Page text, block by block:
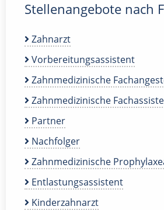
Stellenangebote nach
Zahnarzt
Vorbereitungsassistent
Zahnmedizinische
Zahnmedizinische
Partner
Nachfolger
Zahnmedizinische
Entlastungsassistent
Kinderzahnarzt